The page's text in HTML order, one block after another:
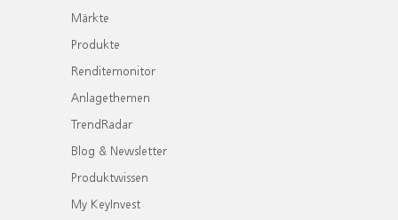
Märkte
Produkte
Renditemonitor
Anlagethemen
TrendRadar
Blog & Newsletter
Produktwissen
My KeyInvest